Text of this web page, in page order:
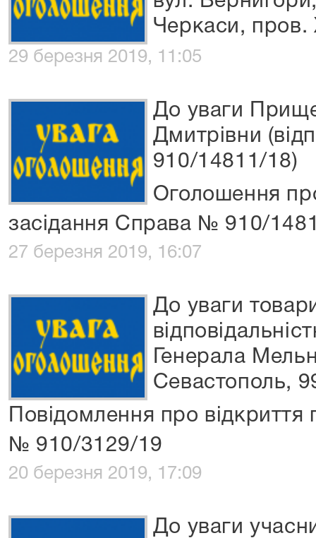
Черкаси, пров.
29 березня 2019, 11:05
До уваги
Дмитрівни
910/14811/18)
Оголошення
засідання Справа № 910/
27 березня 2019, 16:07
До уваги
Генерала
Севастополь,
Повідомлення про
№ 910/3129/19
20 березня 2019, 17:09
До уваги